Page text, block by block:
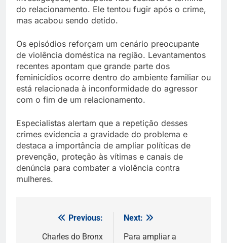
do relacionamento. Ele tentou fugir após o crime,
mas acabou sendo detido.
Os episódios reforçam um cenário preocupante
de violência doméstica na região. Levantamentos
recentes apontam que grande parte dos
feminicídios ocorre dentro do ambiente familiar ou
está relacionada à inconformidade do agressor
com o fim de um relacionamento.
Especialistas alertam que a repetição desses
crimes evidencia a gravidade do problema e
destaca a importância de ampliar políticas de
prevenção, proteção às vítimas e canais de
denúncia para combater a violência contra
mulheres.
Navegação
Previous:
Charles do Bronx
Next:
Para ampliar a